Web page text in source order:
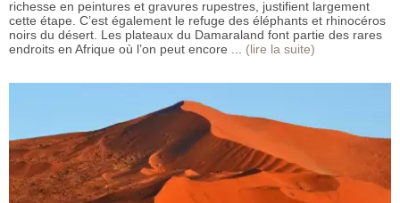
richesse en peintures et gravures rupestres, justifient largement
cette étape. C’est également le refuge des éléphants et rhinocéros
noirs du désert. Les plateaux du Damaraland font partie des rares
endroits en Afrique où l’on peut encore ... (lire la suite)